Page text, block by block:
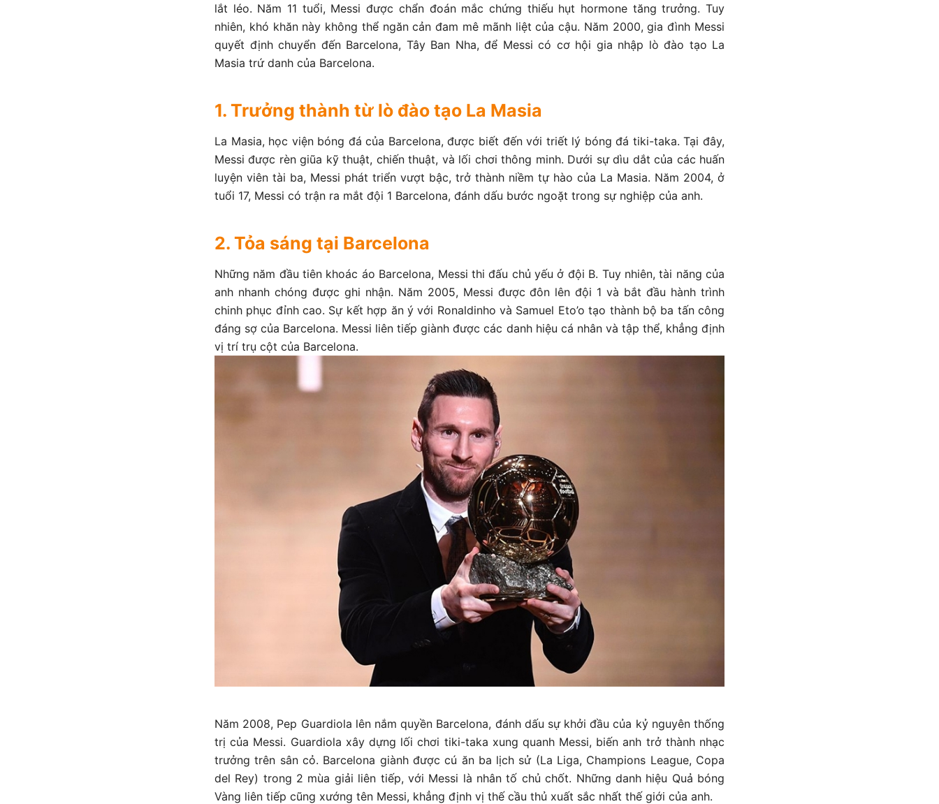
lắt léo. Năm 11 tuổi, Messi được chẩn đoán mắc chứng thiếu hụt hormone tăng trưởng. Tuy
nhiên, khó khăn này không thể ngăn cản đam mê mãnh liệt của cậu. Năm 2000, gia đình Messi
quyết định chuyển đến Barcelona, Tây Ban Nha, để Messi có cơ hội gia nhập lò đào tạo La
Masia trứ danh của Barcelona.
1. Trưởng thành từ lò đào tạo La Masia
La Masia, học viện bóng đá của Barcelona, được biết đến với triết lý bóng đá tiki-taka. Tại đây,
Messi được rèn giũa kỹ thuật, chiến thuật, và lối chơi thông minh. Dưới sự dìu dắt của các huấn
luyện viên tài ba, Messi phát triển vượt bậc, trở thành niềm tự hào của La Masia. Năm 2004, ở
tuổi 17, Messi có trận ra mắt đội 1 Barcelona, đánh dấu bước ngoặt trong sự nghiệp của anh.
2. Tỏa sáng tại Barcelona
Những năm đầu tiên khoác áo Barcelona, Messi thi đấu chủ yếu ở đội B. Tuy nhiên, tài năng của
anh nhanh chóng được ghi nhận. Năm 2005, Messi được đôn lên đội 1 và bắt đầu hành trình
chinh phục đỉnh cao. Sự kết hợp ăn ý với Ronaldinho và Samuel Eto’o tạo thành bộ ba tấn công
đáng sợ của Barcelona. Messi liên tiếp giành được các danh hiệu cá nhân và tập thể, khẳng định
vị trí trụ cột của Barcelona.
Năm 2008, Pep Guardiola lên nắm quyền Barcelona, đánh dấu sự khởi đầu của kỷ nguyên thống
trị của Messi. Guardiola xây dựng lối chơi tiki-taka xung quanh Messi, biến anh trở thành nhạc
trưởng trên sân cỏ. Barcelona giành được cú ăn ba lịch sử (La Liga, Champions League, Copa
del Rey) trong 2 mùa giải liên tiếp, với Messi là nhân tố chủ chốt. Những danh hiệu Quả bóng
Vàng liên tiếp cũng xướng tên Messi, khẳng định vị thế cầu thủ xuất sắc nhất thế giới của anh.